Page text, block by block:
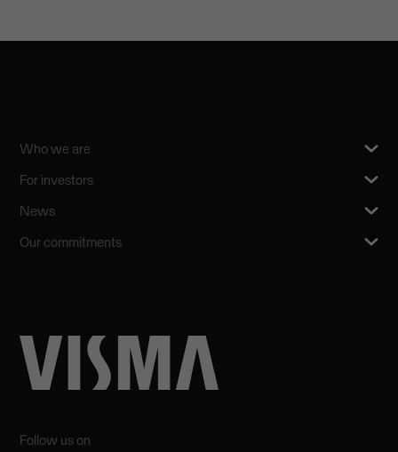
Follow us on
Who we are
For investors
News
Our commitments